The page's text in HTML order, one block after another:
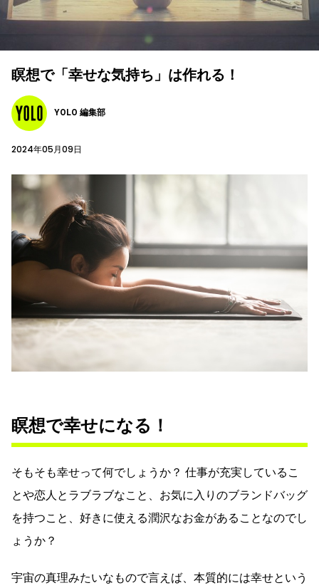
瞑想で「幸せな気持ち」は作れる！
YOLO 編集部
2024年05月09日
瞑想で幸せになる！
そもそも幸せって何でしょうか？ 仕事が充実しているこ
とや恋人とラブラブなこと、お気に入りのブランドバッグ
を持つこと、好きに使える潤沢なお金があることなのでし
ょうか？
宇宙の真理みたいなもので言えば、本質的には幸せという